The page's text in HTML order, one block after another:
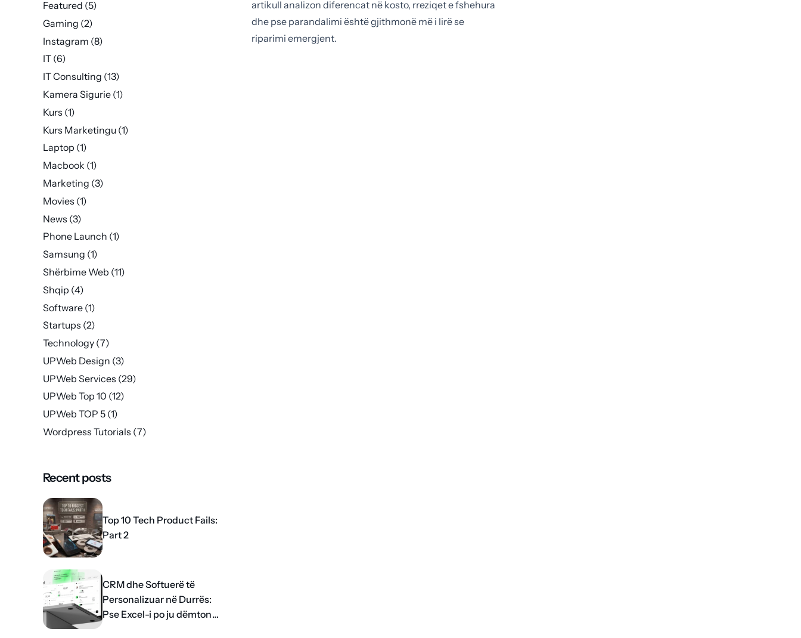
artikull analizon diferencat në kosto, rreziqet e fshehura
dhe pse parandalimi është gjithmonë më i lirë se
riparimi emergjent.
Featured (5)
Gaming (2)
Instagram (8)
IT (6)
IT Consulting (13)
Kamera Sigurie (1)
Kurs (1)
Kurs Marketingu (1)
Laptop (1)
Macbook (1)
Marketing (3)
Movies (1)
News (3)
Phone Launch (1)
Samsung (1)
Shërbime Web (11)
Shqip (4)
Software (1)
Startups (2)
Technology (7)
UPWeb Design (3)
UPWeb Services (29)
UPWeb Top 10 (12)
UPWeb TOP 5 (1)
Wordpress Tutorials (7)
Recent posts
Top 10 Tech Product Fails:
Part 2
CRM dhe Softuerë të
Personalizuar në Durrës:
Pse Excel-i po ju dëmton